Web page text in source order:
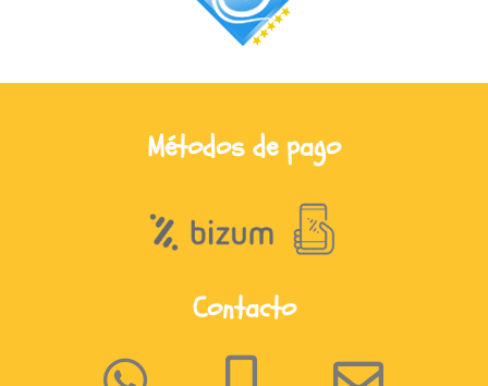
Métodos de pago
Contacto